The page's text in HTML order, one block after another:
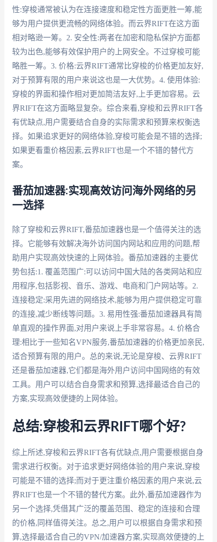
性:穿梭通常被认为在连接速度和稳定性方面更胜一筹,能
够为用户提供更流畅的网络体验。而云界RIFT在这方面
相对略逊一筹。2. 安全性:两者在加密和隐私保护方面都
较为出色,能够有效保护用户的上网安全。不过穿梭可能
略胜一筹。3. 价格:云界RIFT通常比穿梭的价格更加友好,
对于预算有限的用户来说这也是一大优势。4. 使用体验:
穿梭的界面和操作相对更加简洁友好,上手更加容易。云
界RIFT在这方面略显复杂。综合来看,穿梭和云界RIFT各
有优缺点,用户需要结合自身的实际需求和预算来权衡选
择。如果追求更好的网络体验,穿梭可能会是不错的选择;
如果更看重价格因素,云界RIFT也是一个不错的替代方
案。
番茄加速器:实现高效访问海外网络的另
一选择
除了穿梭和云界RIFT,番茄加速器也是一个值得关注的选
择。它能够有效解决海外访问国内网站和应用的问题,帮
助用户实现高效快速的上网体验。番茄加速器的主要优
势包括:1. 覆盖范围广:可以访问中国大陆的各类网站和应
用程序,包括影视、音乐、游戏、电商和门户网站等。2.
连接稳定:采用先进的网络技术,能够为用户提供稳定可靠
的连接,减少断线等问题。3. 易用性强:番茄加速器具有简
单直观的操作界面,对用户来说上手非常容易。4. 价格合
理:相比于一些知名VPN服务,番茄加速器的价格更加亲民,
适合预算有限的用户。总的来说,无论是穿梭、云界RIFT
还是番茄加速器,它们都是海外用户访问中国网络的有效
工具。用户可以结合自身需求和预算,选择最适合自己的
方案,实现高效便捷的上网体验。
总结:穿梭和云界RIFT哪个好?
综上所述,穿梭和云界RIFT各有优缺点,用户需要根据自身
需求进行权衡。对于追求更好网络体验的用户来说,穿梭
可能是不错的选择;而对于更注重价格因素的用户来说,云
界RIFT也是一个不错的替代方案。此外,番茄加速器作为
另一个选择,凭借其广泛的覆盖范围、稳定的连接和合理
的价格,同样值得关注。总之,用户可以根据自身需求和预
算,选择最适合自己的VPN/加速器方案,实现高效便捷的上